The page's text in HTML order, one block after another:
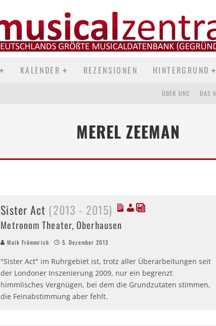
KALENDER REZENSIONEN HINTERGRUND
ÜBER UNS DAS
MEREL ZEEMAN
Sister Act (2013 - 2015)
Metronom Theater, Oberhausen
Maik Frömmrich 5. Dezember 2013
"Sister Act" im Ruhrgebiet ist, trotz aller Überarbeitungen seit
der Londoner Inszenierung 2009, nur ein begrenzt
himmlisches Vergnügen, bei dem die Grundzutaten stimmen,
die Feinabstimmung aber fehlt.